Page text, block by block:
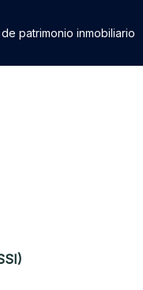
patrimonio inmobiliario